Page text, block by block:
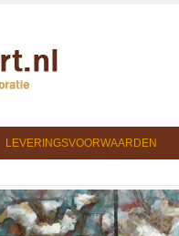
LEVERINGSVOORWAARDEN